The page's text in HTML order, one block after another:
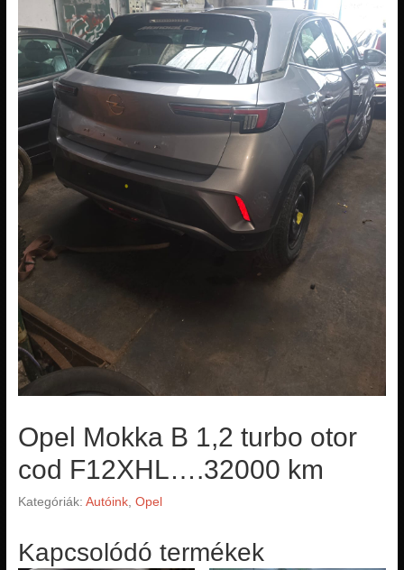
Opel Mokka B 1,2 turbo otor
cod F12XHL….32000 km
Kategóriák: Autóink, Opel
Kapcsolódó termékek